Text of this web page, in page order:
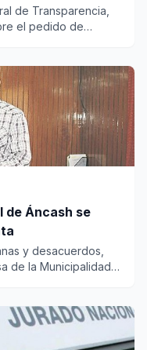
de Transparencia,
el pedido de
de Áncash se
y desacuerdos,
de la Municipalidad